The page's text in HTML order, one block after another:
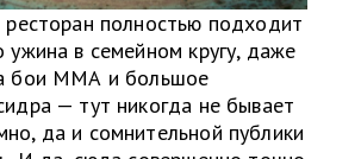
ресторан полностью подходит
ужина в семейном кругу, даже
бои ММА и большое
— тут никогда не бывает
да и сомнительной публики